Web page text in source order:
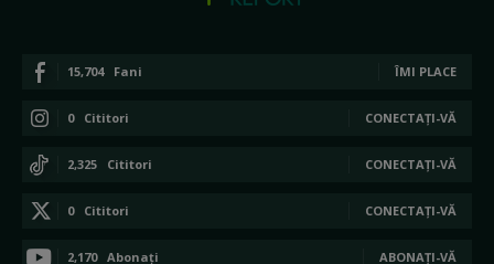
15,704 Fani ÎMI PLACE
0 Cititori CONECTAȚI-VĂ
2,325 Cititori CONECTAȚI-VĂ
0 Cititori CONECTAȚI-VĂ
2,170 Abonați ABONAȚI-VĂ